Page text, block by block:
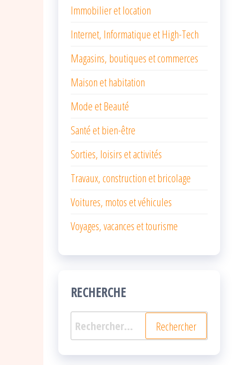
Immobilier et location
Internet, Informatique et High-Tech
Magasins, boutiques et commerces
Maison et habitation
Mode et Beauté
Santé et bien-être
Sorties, loisirs et activités
Travaux, construction et bricolage
Voitures, motos et véhicules
Voyages, vacances et tourisme
RECHERCHE
Rechercher :